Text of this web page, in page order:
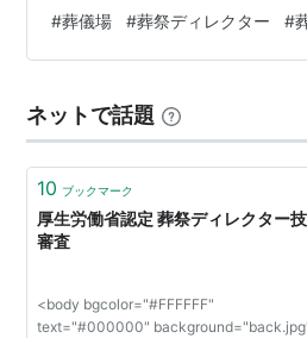
たとしても、その日のうちに駆け
す。 翌日妻をショートステイに
も到着できるのは翌日の午後と
座の対応は近くに住んでいる弟
の準備等は喪主の私がやるしかあ
#葬儀場 #葬祭ディレクター #
ネットで話題
10 ブックマーク
厚生労働省認定 葬祭ディレクター
審査
<body bgcolor="#FFFFFF"
text="#000000"